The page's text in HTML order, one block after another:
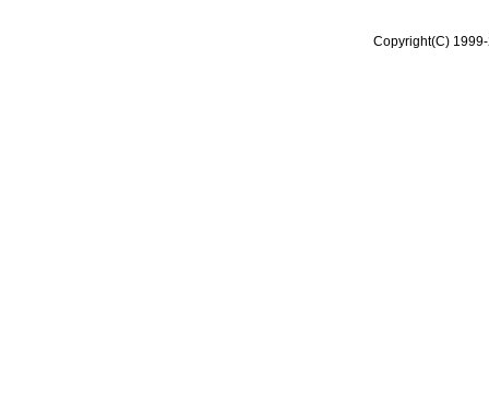
Copyright(C)